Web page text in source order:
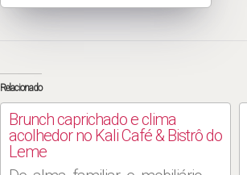
Relacionado
Brunch caprichado e clima
acolhedor no Kali Café & Bistrô do
Leme